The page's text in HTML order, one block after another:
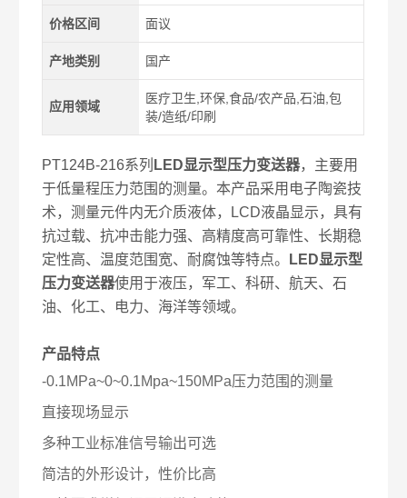
价格区间 面议
产地类别 国产
应用领域
医疗卫生,环保,食品/农产品,石油,包
装/造纸/印刷
PT124B-216系列 LED显示型压力变送器，主要用
于低量程压力范围的测量。本产品采用电子陶瓷技
术，测量元件内无介质液体，LCD液晶显示，具有
抗过载、抗冲击能力强、高精度高可靠性、长期稳
定性高、温度范围宽、耐腐蚀等特点。
LED显示型
压力变送器使用于液压，军工、科研、航天、石
油、化工、电力、海洋等领域。
产品特点
-0.1MPa~0~0.1Mpa~150MPa压力范围的测量
直接现场显示
多种工业标准信号输出可选
简洁的外形设计，性价比高